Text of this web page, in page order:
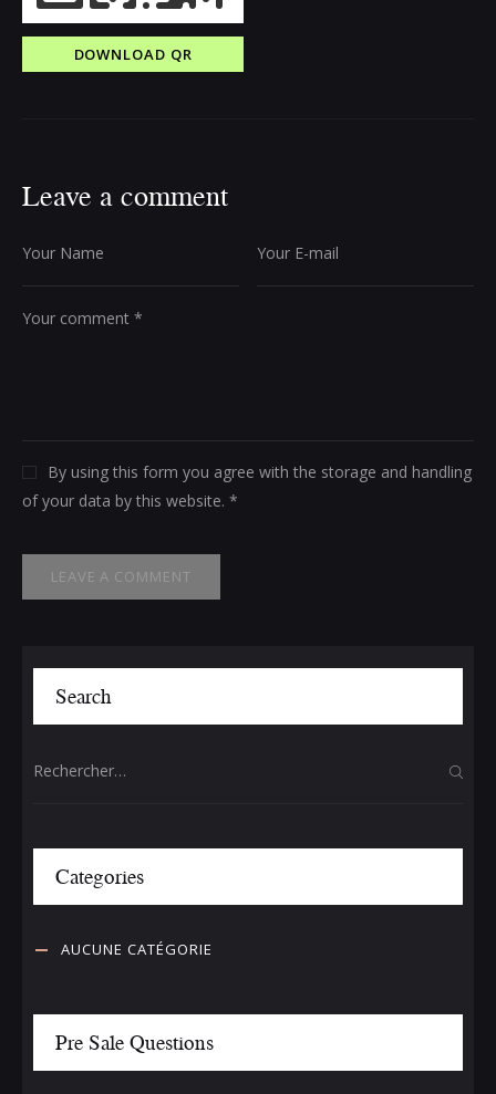
DOWNLOAD QR
Leave a comment
By using this form you agree with the storage and handling
of your data by this website. *
Search
Categories
AUCUNE CATÉGORIE
Pre Sale Questions